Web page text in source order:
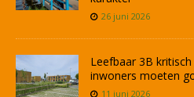
26 juni 2026
Leefbaar 3B
inwoners moeten
11 juni 2026